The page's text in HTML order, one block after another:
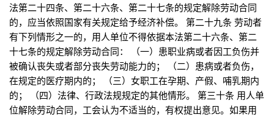
法第二十四条、第二十六条、第二十七条的规定解除劳动合同
的，应当依照国家有关规定给予经济补偿。 第二十九条 劳动者
有下列情形之一的，用人单位不得依据本法第二十六条、第二
十七条的规定解除劳动合同： （一）患职业病或者因工负伤并
被确认丧失或者部分丧失劳动能力的； （二）患病或者负伤，
在规定的医疗期内的； （三）女职工在孕期、产假、哺乳期内
的； （四）法律、行政法规规定的其他情形。 第三十条 用人单
位解除劳动合同，工会认为不适当的，有权提出意见。如果用